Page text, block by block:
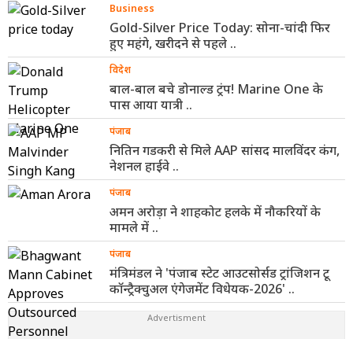
Business
Gold-Silver Price Today: सोना-चांदी फिर
हुए महंगे, खरीदने से पहले ..
विदेश
बाल-बाल बचे डोनाल्ड ट्रंप! Marine One के
पास आया यात्री ..
पंजाब
नितिन गडकरी से मिले AAP सांसद मालविंदर कंग,
नेशनल हाईवे ..
पंजाब
अमन अरोड़ा ने शाहकोट हलके में नौकरियों के
मामले में ..
पंजाब
मंत्रिमंडल ने 'पंजाब स्टेट आउटसोर्सड ट्रांजिशन टू
कॉन्ट्रैक्चुअल एंगेजमेंट विधेयक-2026' ..